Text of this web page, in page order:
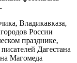
Владикавказа,
России
празднике,
Дагестана
Магомеда